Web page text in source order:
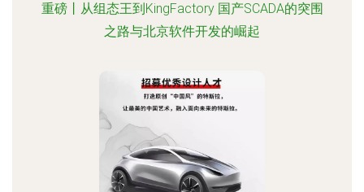
重磅丨从组态王到KingFactory 国产SCADA的突围
之路与北京软件开发的崛起